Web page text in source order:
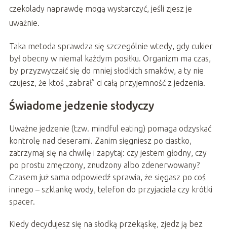
czekolady naprawdę mogą wystarczyć, jeśli zjesz je
uważnie.
Taka metoda sprawdza się szczególnie wtedy, gdy cukier
był obecny w niemal każdym posiłku. Organizm ma czas,
by przyzwyczaić się do mniej słodkich smaków, a ty nie
czujesz, że ktoś „zabrał” ci całą przyjemność z jedzenia.
Świadome jedzenie słodyczy
Uważne jedzenie (tzw. mindful eating) pomaga odzyskać
kontrolę nad deserami. Zanim sięgniesz po ciastko,
zatrzymaj się na chwilę i zapytaj: czy jestem głodny, czy
po prostu zmęczony, znudzony albo zdenerwowany?
Czasem już sama odpowiedź sprawia, że sięgasz po coś
innego – szklankę wody, telefon do przyjaciela czy krótki
spacer.
Kiedy decydujesz się na słodką przekąskę, zjedz ją bez